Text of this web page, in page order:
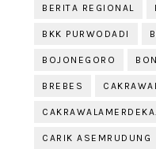
BERITA REGIONAL
BKK PURWODADI
BOJONEGORO
BREBES
CARIK ASEMRUDUNG